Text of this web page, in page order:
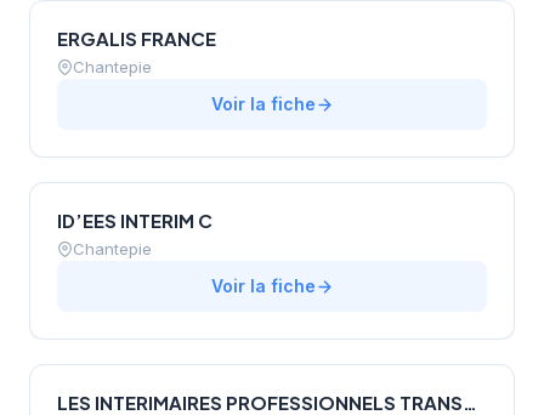
ERGALIS FRANCE
Chantepie
Voir la fiche
ID’EES INTERIM C
Chantepie
Voir la fiche
LES INTERIMAIRES PROFESSIONNELS TRANSPORT (LIP TRANSPORT)